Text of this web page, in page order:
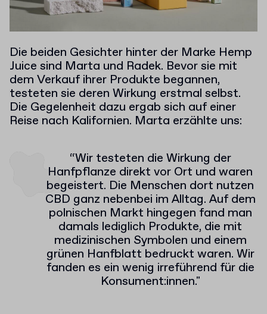
Die beiden Gesichter hinter der Marke Hemp
Juice sind Marta und Radek. Bevor sie mit
dem Verkauf ihrer Produkte begannen,
testeten sie deren Wirkung erstmal selbst.
Die Gegelenheit dazu ergab sich auf einer
Reise nach Kalifornien. Marta erzählte uns:
“Wir testeten die Wirkung der
Hanfpflanze direkt vor Ort und waren
begeistert. Die Menschen dort nutzen
CBD ganz nebenbei im Alltag. Auf dem
polnischen Markt hingegen fand man
damals lediglich Produkte, die mit
medizinischen Symbolen und einem
grünen Hanfblatt bedruckt waren. Wir
fanden es ein wenig irreführend für die
Konsument:innen."